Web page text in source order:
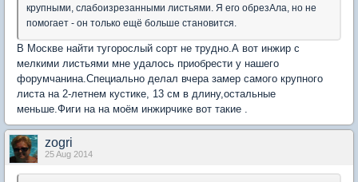
крупными, слабоизрезанными листьями. Я его обрезАла, но не
помогает - он только ещё больше становится.
В Москве найти тугорослый сорт не трудно.А вот инжир с
мелкими листьями мне удалось приобрести у нашего
форумчанина.Специально делал вчера замер самого крупного
листа на 2-летнем кустике, 13 см в длину,остальные
меньше.Фиги на на моём инжирчике вот такие .
zogri
25 Aug 2014